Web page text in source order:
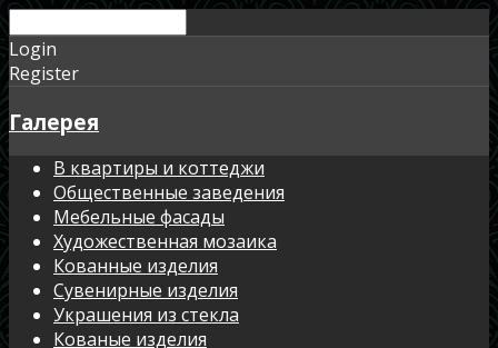
Login
Register
Галерея
В квартиры и коттеджи
Общественные заведения
Мебельные фасады
Художественная мозаика
Кованные изделия
Сувенирные изделия
Украшения из стекла
Кованые изделия